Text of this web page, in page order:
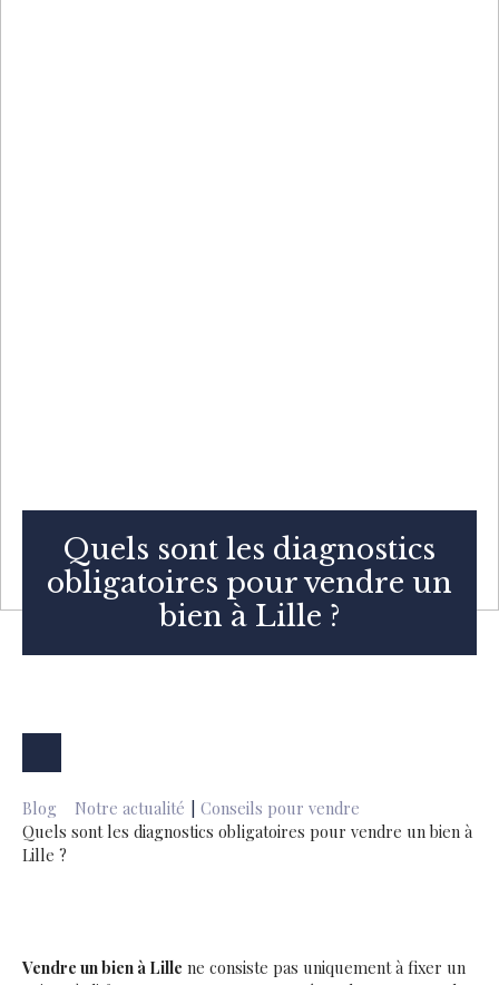
Quels sont les diagnostics
obligatoires pour vendre un
bien à Lille ?
Blog Notre actualité
Conseils pour vendre
Quels sont les diagnostics obligatoires pour vendre un bien à
Lille ?
Vendre un bien à Lille ne consiste pas uniquement à fixer un